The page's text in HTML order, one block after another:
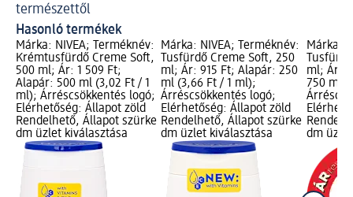
természettől
Hasonló termékek
Márka: NIVEA; Terméknév:
Krémtusfürdő Creme Soft,
500 ml; Ár: 1 509 Ft;
Alapár: 500 ml (3,02 Ft / 1
ml); Árréscsökkentés logó;
Elérhetőség: Állapot zöld
Rendelhető, Állapot szürke
dm üzlet kiválasztása
Márka: NIVEA; Terméknév:
Tusfürdő Creme Soft, 250
ml; Ár: 915 Ft; Alapár: 250
ml (3,66 Ft / 1 ml);
Árréscsökkentés logó;
Elérhetőség: Állapot zöld
Rendelhető, Állapot szürke
dm üzlet kiválasztása
Márka:
ml; Ár:
750 ml
dm